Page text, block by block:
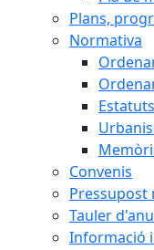
Plans,
Normativa
Convenis
Pressupost
Tauler
Informació